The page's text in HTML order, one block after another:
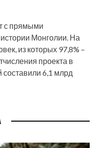
с прямыми
Монголии. На
из которых 97,8% –
проекта в
составили 6,1 млрд